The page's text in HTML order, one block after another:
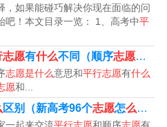
取批次的院校中，考生可填报
数优先、遵循志愿”的原则进
方式。2008年，教育部在湖
、辽宁6个省区实行平行志愿
，如果能碰巧解决你现在面临的问
吧！本文目录一览： 1、高考中平
志愿有什么不同（顺序志愿和
志愿是什么意思和平行志愿有什么
愿和...
区别（新高考96个志愿怎么填报